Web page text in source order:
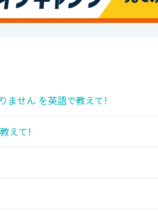
ません を英語で教えて!
えて!